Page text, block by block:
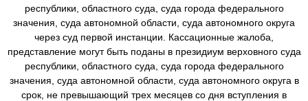
республики, областного суда, суда города федерального
значения, суда автономной области, суда автономного округа
через суд первой инстанции. Кассационные жалоба,
представление могут быть поданы в президиум верховного суда
республики, областного суда, суда города федерального
значения, суда автономной области, суда автономного округа в
срок, не превышающий трех месяцев со дня вступления в